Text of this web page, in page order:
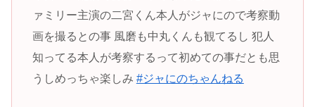
ァミリー主演の二宮くん本人がジャにので考察動
画を撮るとの事 風磨も中丸くんも観てるし 犯人
知ってる本人が考察するって初めての事だとも思
うしめっちゃ楽しみ #ジャにのちゃんねる